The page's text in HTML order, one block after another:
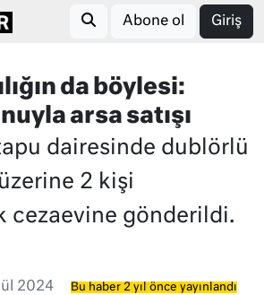
Abone ol Giriş
da böylesi:
arsa satışı
dairesinde dublörlü
2 kişi
cezaevine gönderildi.
2024 Bu haber 2 yıl önce yayınlandı